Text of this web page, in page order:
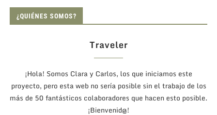
¿QUIÉNES SOMOS?
Traveler
¡Hola! Somos Clara y Carlos, los que iniciamos este
proyecto, pero esta web no sería posible sin el trabajo de los
más de 50 fantásticos colaboradores que hacen esto posible.
¡Bienvenid@!